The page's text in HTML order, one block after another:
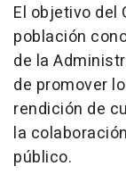
El objetivo del
población
de la
de promover
rendición de
la
público.